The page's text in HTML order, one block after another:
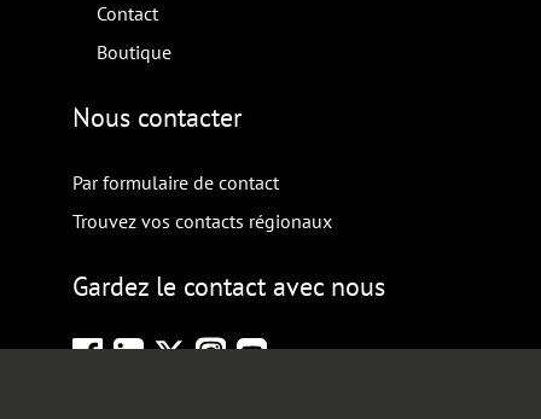
Contact
Boutique
Nous contacter
Par formulaire de contact
Trouvez vos contacts régionaux
Gardez le contact avec nous